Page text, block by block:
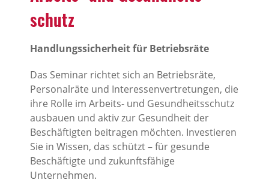
schutz
Handlungssicherheit für Betriebsräte
Das Seminar richtet sich an Betriebsräte,
Personalräte und Interessenvertretungen, die
ihre Rolle im Arbeits- und Gesundheitsschutz
ausbauen und aktiv zur Gesundheit der
Beschäftigten beitragen möchten. Investieren
Sie in Wissen, das schützt – für gesunde
Beschäftigte und zukunftsfähige
Unternehmen.